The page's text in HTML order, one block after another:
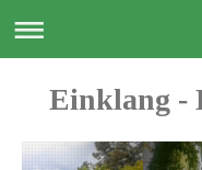
Einklang -